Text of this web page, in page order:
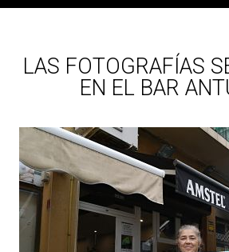
LAS FOTOGRAFÍAS
EN EL BAR